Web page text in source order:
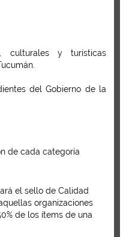
culturales y turísticas
del Gobierno de la
de cada categoría
el sello de Calidad
organizaciones
de los ítems de una